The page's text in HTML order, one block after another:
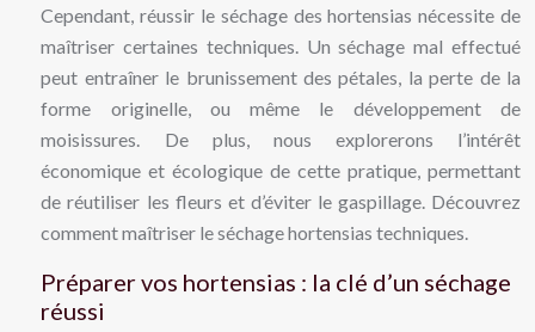
Cependant, réussir le séchage des hortensias nécessite de
maîtriser certaines techniques. Un séchage mal effectué
peut entraîner le brunissement des pétales, la perte de la
forme originelle, ou même le développement de
moisissures. De plus, nous explorerons l’intérêt
économique et écologique de cette pratique, permettant
de réutiliser les fleurs et d’éviter le gaspillage. Découvrez
comment maîtriser le séchage hortensias techniques.
Préparer vos hortensias : la clé d’un séchage
réussi